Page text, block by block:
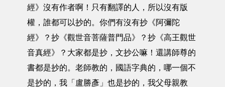
經》沒有作者啊！只有翻譯的人，所以沒有版
權，誰都可以抄的。你們有沒有抄《阿彌陀
經》？抄《觀世音菩薩普門品》？抄《高王觀世
音真經》？大家都是抄，文抄公嘛！還講師尊的
書都是抄的。老師教的，國語字典的，哪一個不
是抄的，我「盧勝彥」也是抄的，我父母親教